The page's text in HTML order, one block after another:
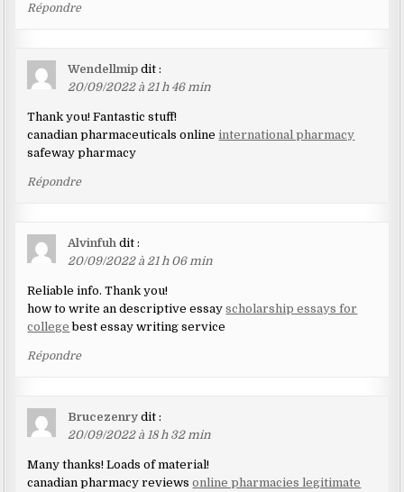
Répondre
Wendellmip dit :
20/09/2022 à 21 h 46 min
Thank you! Fantastic stuff!
canadian pharmaceuticals online international pharmacy
safeway pharmacy
Répondre
Alvinfuh dit :
20/09/2022 à 21 h 06 min
Reliable info. Thank you!
how to write an descriptive essayscholarship essays for
college best essay writing service
Répondre
Brucezenry dit :
20/09/2022 à 18 h 32 min
Many thanks! Loads of material!
canadian pharmacy reviewsonline pharmacies legitimate